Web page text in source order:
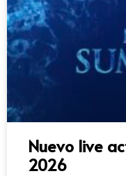
Nuevo live
2026